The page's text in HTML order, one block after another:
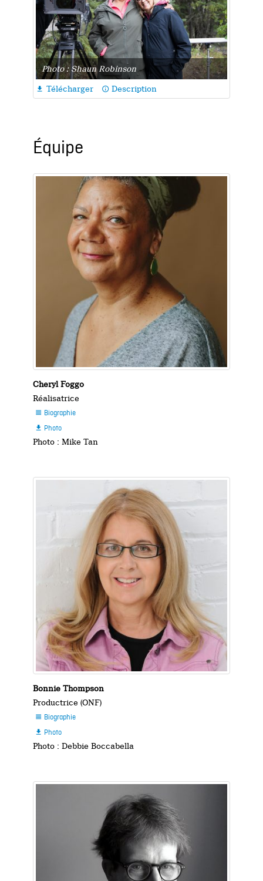
Photo : Shaun Robinson
 Télécharger info_outline Description
Équipe
Cheryl Foggo
Réalisatrice
 Biographie
 Photo
Photo : Mike Tan
Bonnie Thompson
Productrice (ONF)
 Biographie
 Photo
Photo : Debbie Boccabella